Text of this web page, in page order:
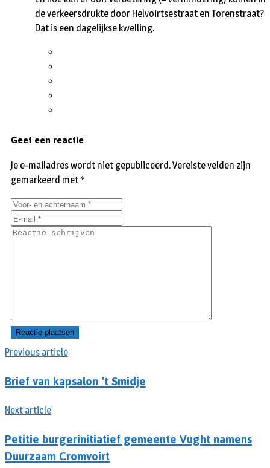
Previous article
Brief van kapsalon ‘t Smidje
Next article
Petitie burgerinitiatief gemeente Vught namens
Duurzaam Cromvoirt
de verkeersdrukte door Helvoirtsestraat en Torenstraat?
Dat is een dagelijkse kwelling.
Geef een reactie
Je e-mailadres wordt niet gepubliceerd.Vereiste velden zijn
gemarkeerd met *